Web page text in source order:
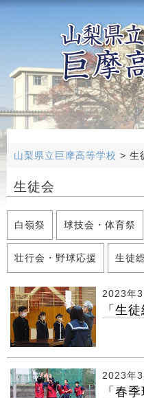
山梨県立巨摩高等学校 > 生
生徒会
白嶺祭 球技会・体育祭
壮行会・野球応援 生徒
2023年3
「生
2023年3
「春